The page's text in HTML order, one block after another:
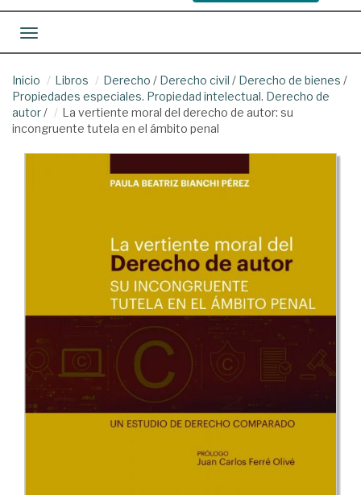
Toggle navigation
Inicio Libros Derecho / Derecho civil / Derecho de bienes /
Propiedades especiales. Propiedad intelectual. Derecho de
autor/
La vertiente moral del derecho de autor: su
incongruente tutela en el ámbito penal